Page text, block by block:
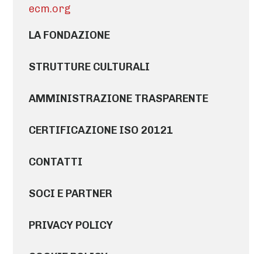
ecm.org
LA FONDAZIONE
STRUTTURE CULTURALI
AMMINISTRAZIONE TRASPARENTE
CERTIFICAZIONE ISO 20121
CONTATTI
SOCI E PARTNER
PRIVACY POLICY